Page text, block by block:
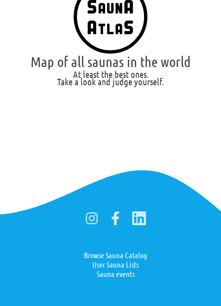
Map of all saunas in the world
At least the best ones.
Take a look and judge yourself.
Browse Sauna Catalog
User Sauna Lists
Sauna events